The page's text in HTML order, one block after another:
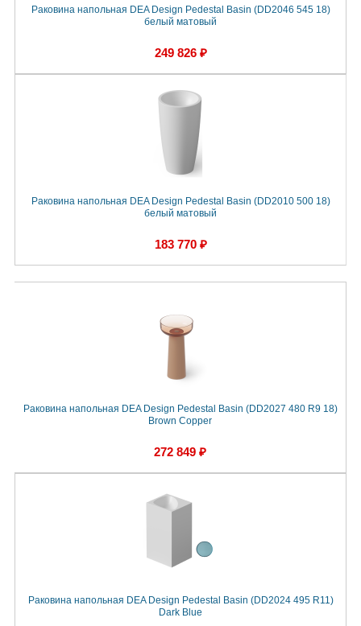
Раковина напольная DEA Design Pedestal Basin (DD2046 545 18)
белый матовый
249 826 ₽
Раковина напольная DEA Design Pedestal Basin (DD2010 500 18)
белый матовый
183 770 ₽
Раковина напольная DEA Design Pedestal Basin (DD2027 480 R9 18)
Brown Copper
272 849 ₽
Раковина напольная DEA Design Pedestal Basin (DD2024 495 R11)
Dark Blue